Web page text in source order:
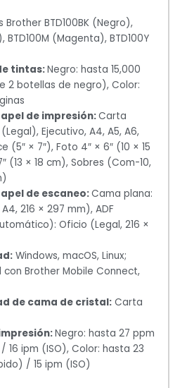
Brother BTD100BK (Negro),
BTD100M (Magenta), BTD100Y
tintas:Negro: hasta 15,000
2 botellas de negro), Color:
de impresión:Carta
Ejecutivo, A4, A5, A6,
(5″ × 7″), Foto 4″ × 6″ (10 × 15
(13 × 18 cm), Sobres (Com-10,
de escaneo:Cama plana:
216 × 297 mm), ADF
Oficio (Legal, 216 ×
Windows, macOS, Linux;
con Brother Mobile Connect,
de cama de cristal: Carta
Negro: hasta 27 ppm
ipm (ISO), Color: hasta 23
/ 15 ipm (ISO)